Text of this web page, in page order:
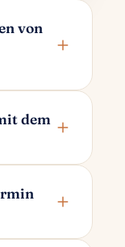
von
die
dem
E-Mail